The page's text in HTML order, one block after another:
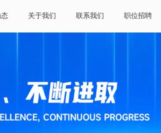
关于我们 联系我们 职位招聘